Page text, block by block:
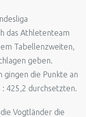
das Athletenteam
Tabellenzweiten,
geben.
gingen die Punkte an
: 425,2 durchsetzten.
Vogtländer die